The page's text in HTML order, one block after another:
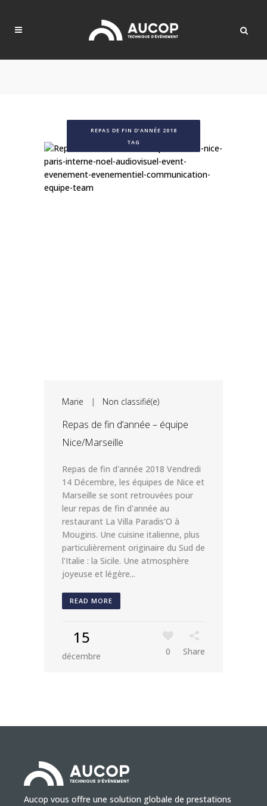
REPAS DE FIN D’ANNÉE 2018
TAG
Marie | Non classifié(e)
Repas de fin d’année – équipe
Nice/Marseille
Repas de fin d'année 2018 Vendredi
14 Décembre, les équipes de Nice et
Marseille se sont retrouvées pour
leur repas de fin d'année au
restaurant La Villa Paradis'O à
Mougins. Une cuisine italienne, plus
particulièrement originaire du Sud de
l'Italie : la Sicile. Une atmosphère
joyeuse et légère...
READ MORE
15
décembre 0 Share
Aucop vous offre une solution globale de prestations